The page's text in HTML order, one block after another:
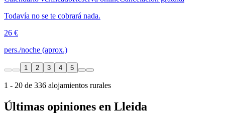
Todavía no se te cobrará nada.
26 €
pers./noche (aprox.)
1 2 3 4 5
1 - 20 de 336 alojamientos rurales
Últimas opiniones en Lleida